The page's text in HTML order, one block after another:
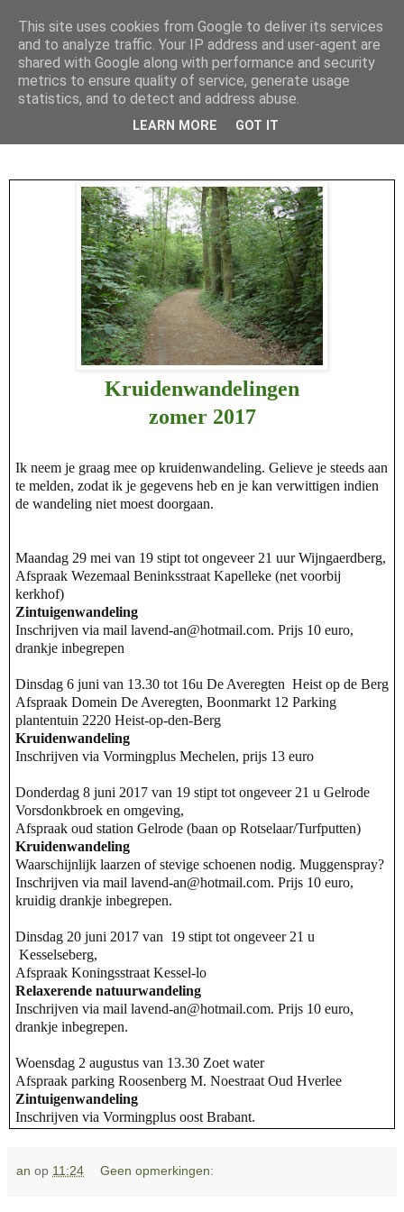
Kruidenwandelingen
zomer 2017
Ik neem je graag mee op kruidenwandeling. Gelieve je steeds aan
te melden, zodat ik je gegevens heb en je kan verwittigen indien
de wandeling niet moest doorgaan.
Maandag 29 mei van 19 stipt tot ongeveer 21 uur Wijngaerdberg,
Afspraak Wezemaal Beninksstraat Kapelleke (net voorbij
kerkhof)
Zintuigenwandeling
Inschrijven via mail lavend-an@hotmail.com. Prijs 10 euro,
drankje inbegrepen
Dinsdag 6 juni van 13.30 tot 16u De Averegten Heist op de Berg
Afspraak Domein De Averegten, Boonmarkt 12 Parking
plantentuin 2220 Heist-op-den-Berg
Kruidenwandeling
Inschrijven via Vormingplus Mechelen, prijs 13 euro
Donderdag 8 juni 2017 van 19 stipt tot ongeveer 21 u Gelrode
Vorsdonkbroek en omgeving,
Afspraak oud station Gelrode (baan op Rotselaar/Turfputten)
Kruidenwandeling
Waarschijnlijk laarzen of stevige schoenen nodig. Muggenspray?
Inschrijven via mail lavend-an@hotmail.com. Prijs 10 euro,
kruidig drankje inbegrepen.
Dinsdag 20 juni 2017 van 19 stipt tot ongeveer 21 u
Kesselseberg,
Afspraak Koningsstraat Kessel-lo
Relaxerende natuurwandeling
Inschrijven via mail lavend-an@hotmail.com. Prijs 10 euro,
drankje inbegrepen.
Woensdag 2 augustus van 13.30 Zoet water
Afspraak parking Roosenberg M. Noestraat Oud Hverlee
Zintuigenwandeling
Inschrijven via Vormingplus oost Brabant.
an op 11:24 Geen opmerkingen:
This site uses cookies from Google to deliver its services
and to analyze traffic. Your IP address and user-agent are
shared with Google along with performance and security
metrics to ensure quality of service, generate usage
statistics, and to detect and address abuse.
LEARN MORE GOT IT